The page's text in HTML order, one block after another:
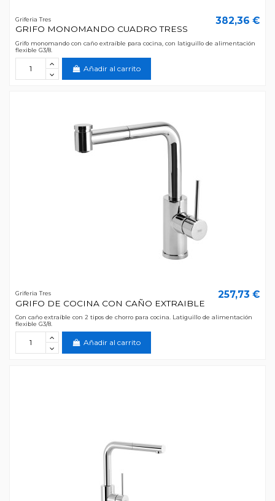
Griferia Tres
GRIFO MONOMANDO CUADRO TRESS
382,36 €
Grifo monomando con caño extraíble para cocina, con latiguillo de alimentación
flexible G3/8.
Añadir al carrito
Griferia Tres
GRIFO DE COCINA CON CAÑO EXTRAIBLE
257,73 €
Con caño extraíble con 2 tipos de chorro para cocina. Latiguillo de alimentación
flexible G3/8.
Añadir al carrito